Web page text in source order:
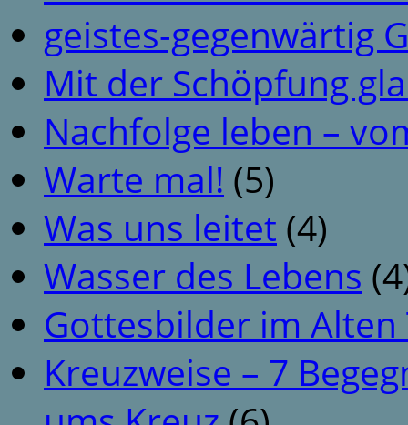
geistes-gegenwärtig
Mit der Schöpfung
Nachfolge leben –
Warte mal! (5)
Was uns leitet (4)
Wasser des Lebens
Gottesbilder im
Kreuzweise – 7